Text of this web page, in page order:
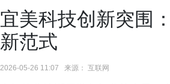
宜美科技创新突围
新范式
2026-05-26 11:07 来源： 互联网